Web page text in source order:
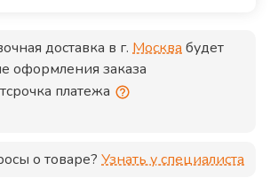
доставка в г. Москвабудет
оформления заказа
платежа
о товаре? Узнать у специалиста